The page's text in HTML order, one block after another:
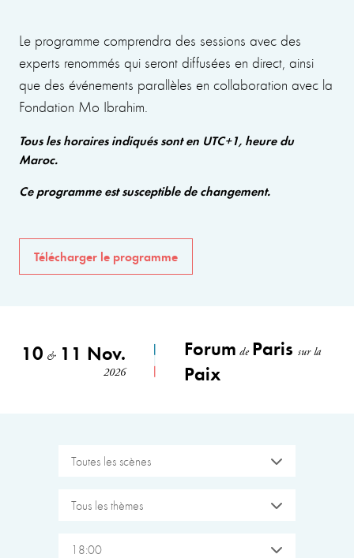
Le programme comprendra des sessions avec des
experts renommés qui seront diffusées en direct, ainsi
que des événements parallèles en collaboration avec la
Fondation Mo Ibrahim.
Tous les horaires indiqués sont en UTC+1, heure du
Maroc.
Ce programme est susceptible de changement.
Télécharger le programme
10 &11 Nov.
2026
Forum de Parissur la
Paix
Toutes les scènes
Tous les thèmes
18:00